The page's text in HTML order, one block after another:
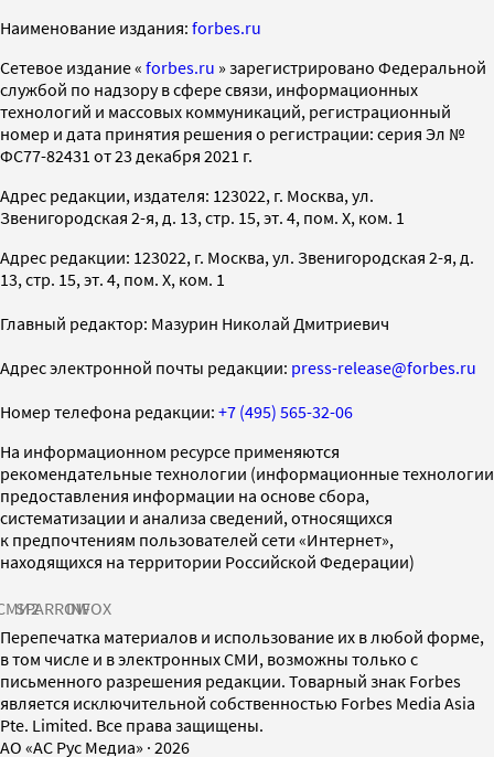
Наименование издания: forbes.ru
Cетевое издание « forbes.ru » зарегистрировано Федеральной
службой по надзору в сфере связи, информационных
технологий и массовых коммуникаций, регистрационный
номер и дата принятия решения о регистрации: серия Эл №
ФС77-82431 от 23 декабря 2021 г.
Адрес редакции, издателя: 123022, г. Москва, ул.
Звенигородская 2-я, д. 13, стр. 15, эт. 4, пом. X, ком. 1
Адрес редакции: 123022, г. Москва, ул. Звенигородская 2-я, д.
13, стр. 15, эт. 4, пом. X, ком. 1
Главный редактор: Мазурин Николай Дмитриевич
Адрес электронной почты редакции: press-release@forbes.ru
Номер телефона редакции: +7 (495) 565-32-06
На информационном ресурсе применяются
рекомендательные технологии (информационные технологии
предоставления информации на основе сбора,
систематизации и анализа сведений, относящихся
к предпочтениям пользователей сети «Интернет»,
находящихся на территории Российской Федерации)
SPARROWINFOX
Перепечатка материалов и использование их в любой форме,
в том числе и в электронных СМИ, возможны только с
письменного разрешения редакции. Товарный знак Forbes
является исключительной собственностью Forbes Media Asia
Pte. Limited. Все права защищены.
AO «АС Рус Медиа» · 2026